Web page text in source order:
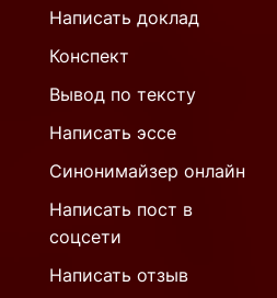
Написать доклад
Конспект
Вывод по тексту
Написать эссе
Синонимайзер онлайн
Написать пост в
соцсети
Написать отзыв